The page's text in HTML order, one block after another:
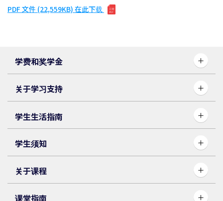
学费和奖学金
关于学习支持
学生生活指南
学生须知
关于课程
课堂指南
PDF 文件 (22,559KB) 在此下载